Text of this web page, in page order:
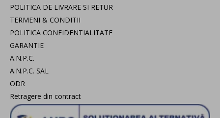
POLITICA DE LIVRARE SI RETUR
TERMENI & CONDITII
POLITICA CONFIDENTIALITATE
GARANTIE
A.N.P.C.
A.N.P.C. SAL
ODR
Retragere din contract